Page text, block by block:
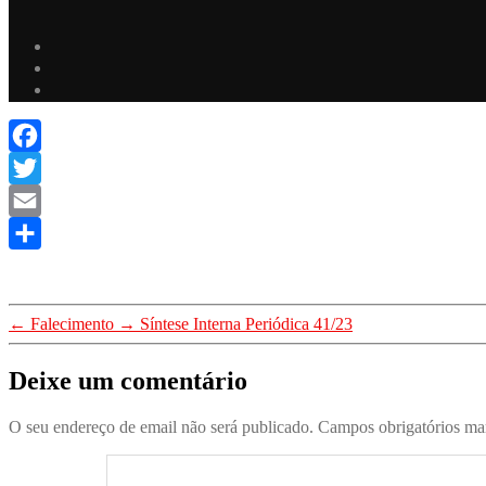
Facebook
Twitter
Email
← Falecimento → Síntese Interna Periódica 41/23
Deixe um comentário
O seu endereço de email não será publicado. Campos obrigatórios